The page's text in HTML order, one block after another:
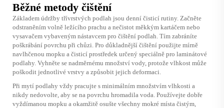
Běžné metody čištění
Základem údržby třívrstvých podlah jsou denní čisticí rutiny. Začněte
odstraněním volně ležícího prachu a nečistot měkkým kartáčem nebo
vysavačem vybaveným nástavcem pro čištění podlah. Tím zabráníte
poškrábání povrchu při chůzi. Pro důkladnější čištění použijte mírně
navlhčenou mopku a čisticí prostředek určený speciálně pro laminátové
podlahy. Vyhněte se nadměrnému množství vody, protože vlhkost může
poškodit jednotlivé vrstvy a způsobit jejich deformaci.
Při mytí podlahy vždy pracujte s minimálním množstvím vlhkosti a
nikdy nedovolte, aby se na povrchu hromadila voda. Používejte dobře
vyždímanou mopku a okamžitě osušte všechny mokré místa čistým,